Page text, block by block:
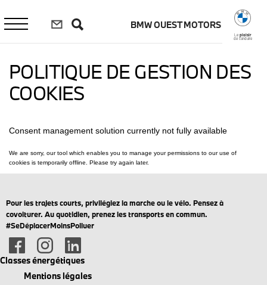
contenu
principal
BMW OUEST MOTORS
Le plaisir
de conduire
POLITIQUE DE GESTION DES
COOKIES
Pour les trajets courts, privilégiez la marche ou le vélo. Pensez à
covoiturer. Au quotidien, prenez les transports en commun.
#SeDéplacerMoinsPolluer
Classes énergétiques
Mentions légales